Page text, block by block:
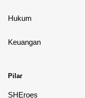
Hukum
Keuangan
Pilar
SHEroes